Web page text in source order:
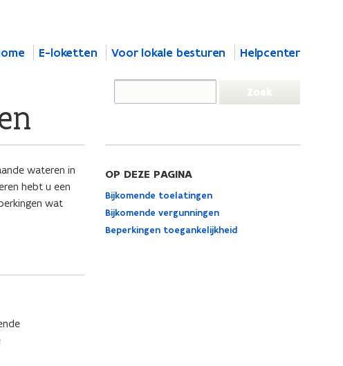
E-loketten Voor lokale besturen Helpcenter
wateren in
hebt u een
wat
OP DEZE PAGINA
Bijkomende toelatingen
Bijkomende vergunningen
Beperkingen toegankelijkheid